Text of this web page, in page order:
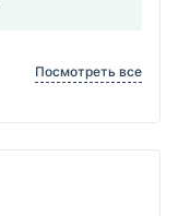
Посмотреть все